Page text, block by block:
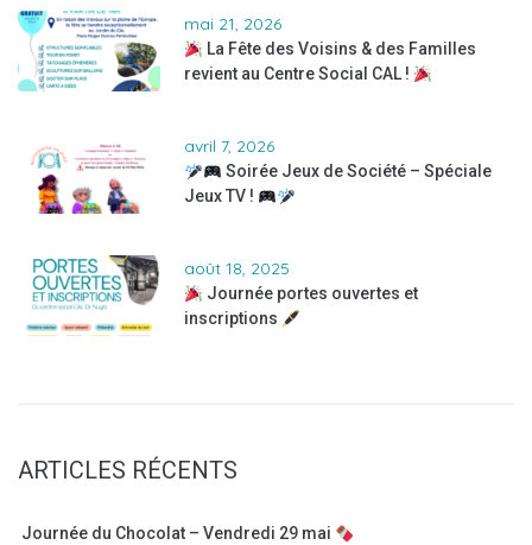
mai 21, 2026
La Fête des Voisins & des Familles
revient au Centre Social CAL !
avril 7, 2026
Soirée Jeux de Société – Spéciale
Jeux TV !
août 18, 2025
Journée portes ouvertes et
inscriptions
ARTICLES RÉCENTS
Journée du Chocolat – Vendredi 29 mai